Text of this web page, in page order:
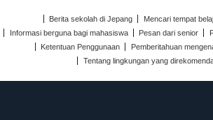
Berita sekolah di Jepang
Mencari tempat
Informasi berguna bagi mahasiswa
Pesan dari senior
Ketentuan Penggunaan
Pemberitahuan
Tentang lingkungan yang